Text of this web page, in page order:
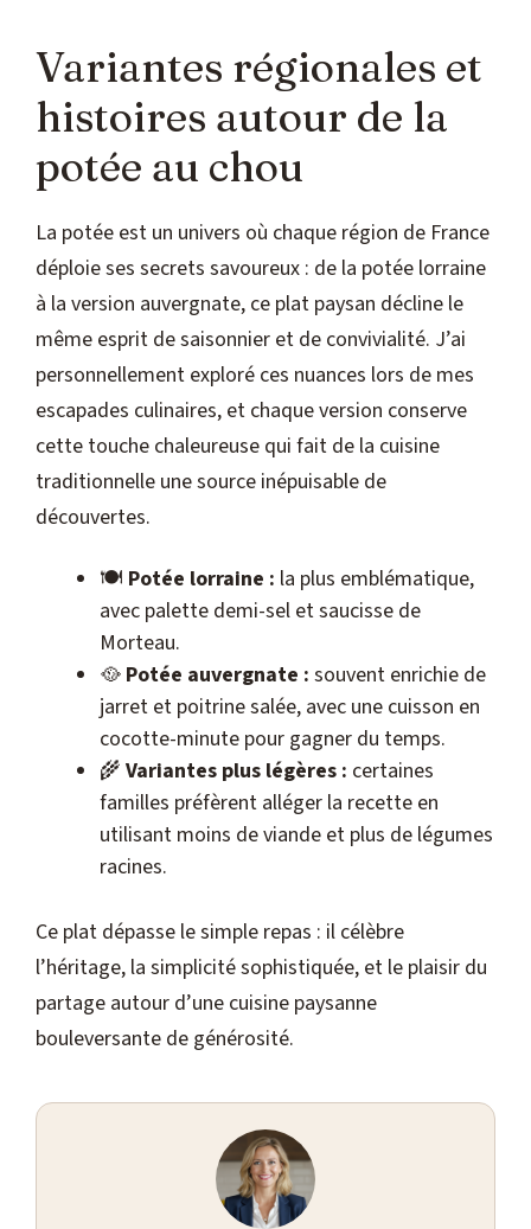
Variantes régionales et
histoires autour de la
potée au chou
La potée est un univers où chaque région de France
déploie ses secrets savoureux : de la potée lorraine
à la version auvergnate, ce plat paysan décline le
même esprit de saisonnier et de convivialité. J’ai
personnellement exploré ces nuances lors de mes
escapades culinaires, et chaque version conserve
cette touche chaleureuse qui fait de la cuisine
traditionnelle une source inépuisable de
découvertes.
🍽 Potée lorraine : la plus emblématique,
avec palette demi-sel et saucisse de
Morteau.
🥘 Potée auvergnate : souvent enrichie de
jarret et poitrine salée, avec une cuisson en
cocotte-minute pour gagner du temps.
🌾 Variantes plus légères : certaines
familles préfèrent alléger la recette en
utilisant moins de viande et plus de légumes
racines.
Ce plat dépasse le simple repas : il célèbre
l’héritage, la simplicité sophistiquée, et le plaisir du
partage autour d’une cuisine paysanne
bouleversante de générosité.